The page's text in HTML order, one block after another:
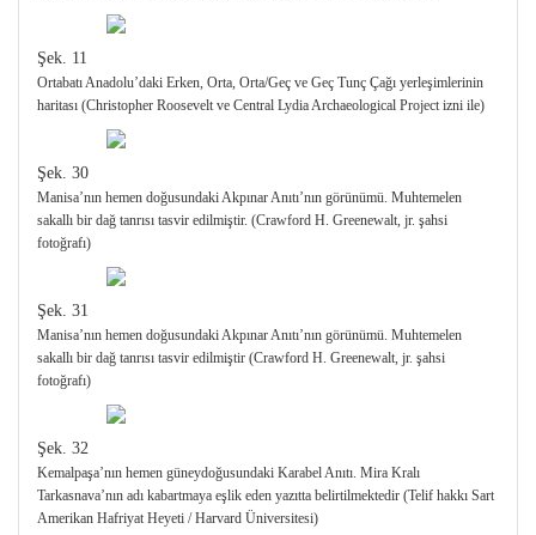
Şek. 11
Ortabatı Anadolu’daki Erken, Orta, Orta/Geç ve Geç Tunç Çağı yerleşimlerinin
haritası (Christopher Roosevelt ve Central Lydia Archaeological Project izni ile)
Şek. 30
Manisa’nın hemen doğusundaki Akpınar Anıtı’nın görünümü. Muhtemelen
sakallı bir dağ tanrısı tasvir edilmiştir. (Crawford H. Greenewalt, jr. şahsi
fotoğrafı)
Şek. 31
Manisa’nın hemen doğusundaki Akpınar Anıtı’nın görünümü. Muhtemelen
sakallı bir dağ tanrısı tasvir edilmiştir (Crawford H. Greenewalt, jr. şahsi
fotoğrafı)
Şek. 32
Kemalpaşa’nın hemen güneydoğusundaki Karabel Anıtı. Mira Kralı
Tarkasnava’nın adı kabartmaya eşlik eden yazıtta belirtilmektedir (Telif hakkı Sart
Amerikan Hafriyat Heyeti / Harvard Üniversitesi)